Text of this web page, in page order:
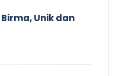
Unik dan